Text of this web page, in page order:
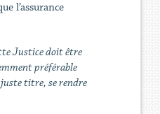
l’assurance
Justice doit être
préférable
titre, se rendre